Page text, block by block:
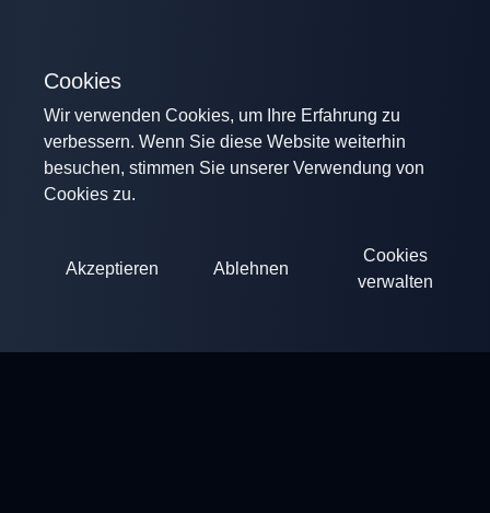
Cookies
Wir verwenden Cookies, um Ihre Erfahrung zu
verbessern. Wenn Sie diese Website weiterhin
besuchen, stimmen Sie unserer Verwendung von
Cookies zu.
Akzeptieren Ablehnen
Cookies
verwalten